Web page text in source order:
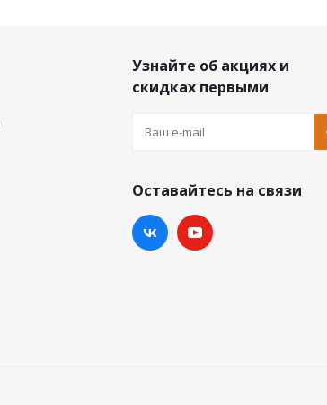
Узнайте об акциях и
скидках первыми
Оставайтесь на связи